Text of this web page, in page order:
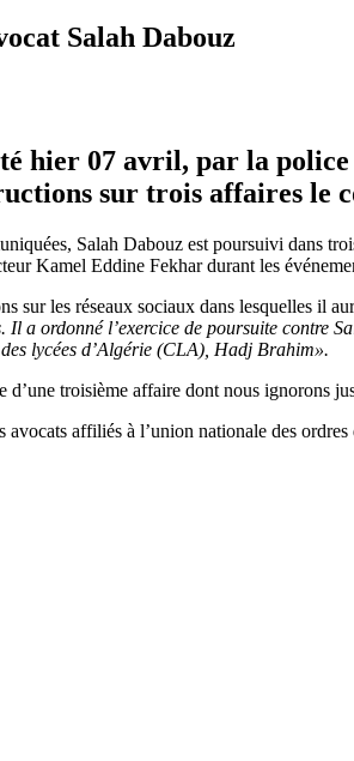
Salah Dabouz
hier 07 avril, par la
sur trois affaires le
Salah Dabouz est poursuivi dans
Kamel Eddine Fekhar durant les
sur les réseaux sociaux dans lesquelles il
Il a ordonné l’exercice de poursuite
lycées d’Algérie (CLA), Hadj Brahim».
troisième affaire dont nous ignorons
avocats affiliés à l’union nationale des